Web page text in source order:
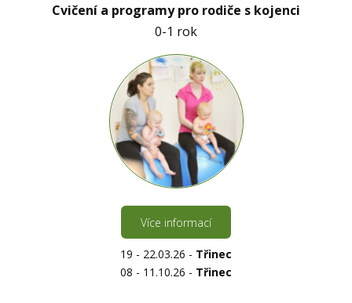
Cvičení a programy pro rodiče s kojenci
0-1 rok
Více informací
19 - 22.03.26 - Třinec
08 - 11.10.26 - Třinec